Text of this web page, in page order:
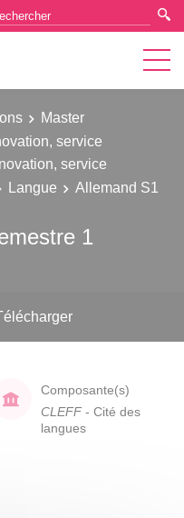
Master
service
service
Langue Allemand S1
1
Composante(s)
CLEFF - Cité des
langues